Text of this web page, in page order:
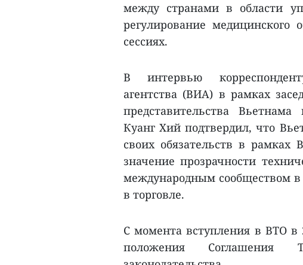
между странами в области
регулирование медицинского
сессиях.
В интервью
агентства (ВИА) в рамках
представительства
Куанг Хий подтвердил, что
своих обязательств в
значение прозрачности
международным сообществом
в торговле.
С момента вступления в ВТО в
положения Соглашения